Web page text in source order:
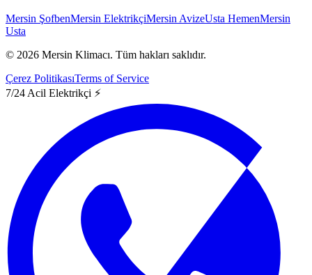
Mersin ŞofbenMersin ElektrikçiMersin AvizeUsta HemenMersin
Usta
© 2026 Mersin Klimacı. Tüm hakları saklıdır.
Çerez PolitikasıTerms of Service
7/24 Acil Elektrikçi ⚡